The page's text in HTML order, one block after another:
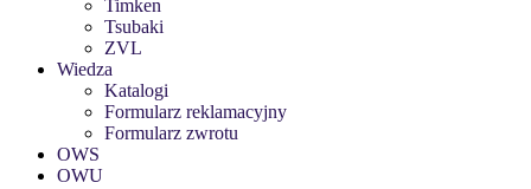
Timken
Tsubaki
ZVL
Wiedza
Katalogi
Formularz reklamacyjny
Formularz zwrotu
OWS
OWU